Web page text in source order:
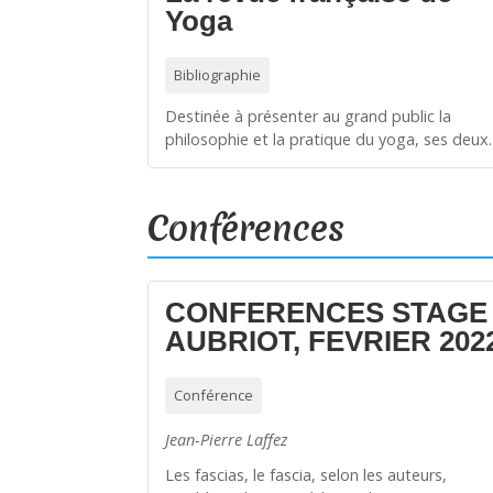
Yoga
Bibliographie
Destinée à présenter au grand public la
philosophie et la pratique du yoga, ses
Conférences
CONFERENCES STAGE
AUBRIOT, FEVRIER
Conférence
Jean-Pierre Laffez
Les fascias, le fascia, selon les auteurs,